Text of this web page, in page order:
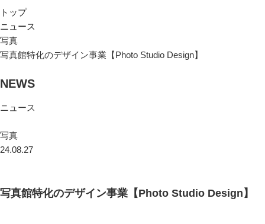
トップ
ニュース
写真
写真館特化のデザイン事業【Photo Studio Design】
NEWS
ニュース
写真
24.08.27
写真館特化のデザイン事業【Photo Studio Design】